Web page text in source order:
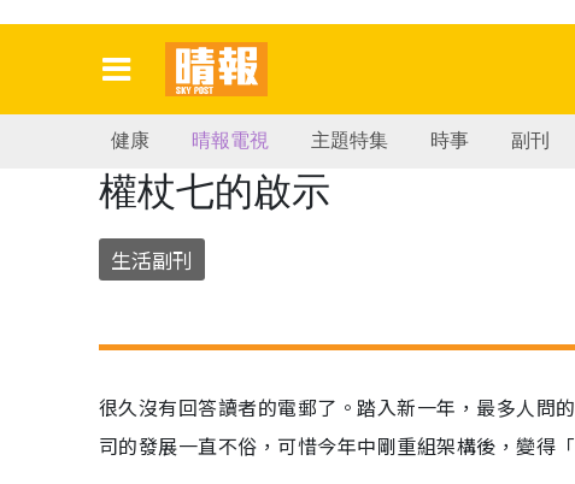
健康 晴報電視 主題特集 時事 副刊
權杖七的啟示
生活副刊
很久沒有回答讀者的電郵了。踏入新一年，最多人問
司的發展一直不俗，可惜今年中剛重組架構後，變得